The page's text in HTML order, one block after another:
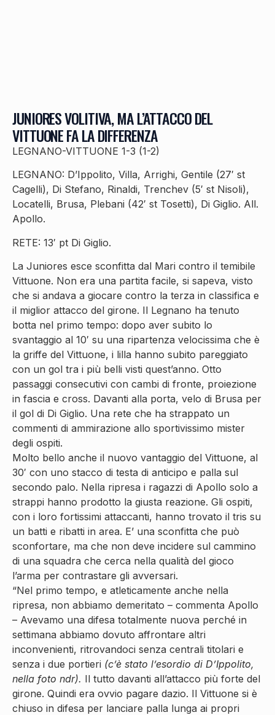
JUNIORES VOLITIVA, MA L’ATTACCO DEL
VITTUONE FA LA DIFFERENZA
LEGNANO-VITTUONE 1-3 (1-2)
LEGNANO: D’Ippolito, Villa, Arrighi, Gentile (27′ st
Cagelli), Di Stefano, Rinaldi, Trenchev (5′ st Nisoli),
Locatelli, Brusa, Plebani (42′ st Tosetti), Di Giglio. All.
Apollo.
RETE: 13′ pt Di Giglio.
La Juniores esce sconfitta dal Mari contro il temibile
Vittuone. Non era una partita facile, si sapeva, visto
che si andava a giocare contro la terza in classifica e
il miglior attacco del girone. Il Legnano ha tenuto
botta nel primo tempo: dopo aver subito lo
svantaggio al 10′ su una ripartenza velocissima che è
la griffe del Vittuone, i lilla hanno subito pareggiato
con un gol tra i più belli visti quest’anno. Otto
passaggi consecutivi con cambi di fronte, proiezione
in fascia e cross. Davanti alla porta, velo di Brusa per
il gol di Di Giglio. Una rete che ha strappato un
commenti di ammirazione allo sportivissimo mister
degli ospiti.
Molto bello anche il nuovo vantaggio del Vittuone, al
30′ con uno stacco di testa di anticipo e palla sul
secondo palo. Nella ripresa i ragazzi di Apollo solo a
strappi hanno prodotto la giusta reazione. Gli ospiti,
con i loro fortissimi attaccanti, hanno trovato il tris su
un batti e ribatti in area. E’ una sconfitta che può
sconfortare, ma che non deve incidere sul cammino
di una squadra che cerca nella qualità del gioco
l’arma per contrastare gli avversari.
“Nel primo tempo, e atleticamente anche nella
ripresa, non abbiamo demeritato – commenta Apollo
– Avevamo una difesa totalmente nuova perché in
settimana abbiamo dovuto affrontare altri
inconvenienti, ritrovandoci senza centrali titolari e
senza i due portieri (c’è stato l’esordio di D’Ippolito,
nella foto ndr). Il tutto davanti all’attacco più forte del
girone. Quindi era ovvio pagare dazio. Il Vittuone si è
chiuso in difesa per lanciare palla lunga ai propri